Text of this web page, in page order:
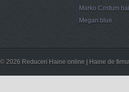
Marko Costum
Megan blue
© 2026 Reduceri Haine online | Haine de